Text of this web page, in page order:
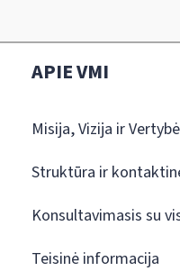
APIE VMI
Misija, Vizija ir
Struktūra ir
Konsultavimasis su
Teisinė informacija